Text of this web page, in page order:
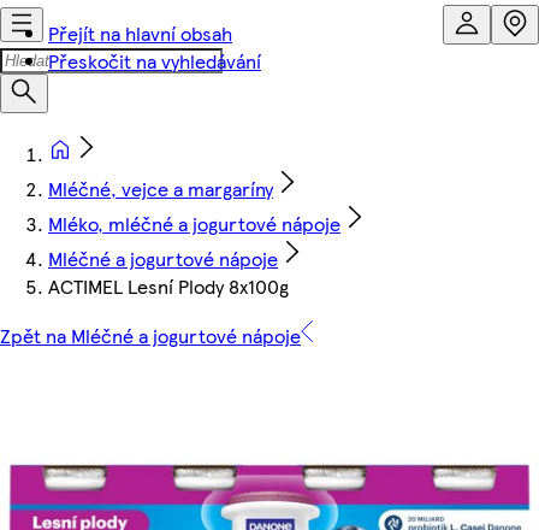
Přejít na hlavní obsah
Přeskočit na vyhledávání
Mléčné, vejce a margaríny
Mléko, mléčné a jogurtové nápoje
Mléčné a jogurtové nápoje
ACTIMEL Lesní Plody 8x100g
Zpět na Mléčné a jogurtové nápoje